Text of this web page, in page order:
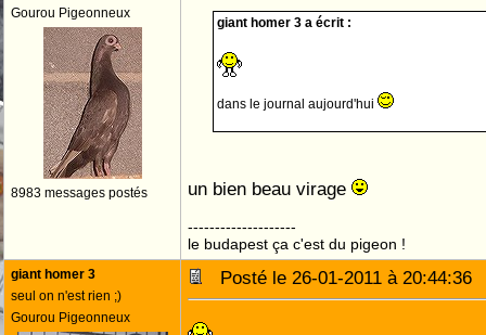
Gourou Pigeonneux
8983 messages postés
giant homer 3 a écrit :
dans le journal aujourd'hui
un bien beau virage
--------------------
le budapest ça c'est du pigeon !
giant homer 3
seul on n'est rien ;)
Gourou Pigeonneux
Posté le 26-01-2011 à